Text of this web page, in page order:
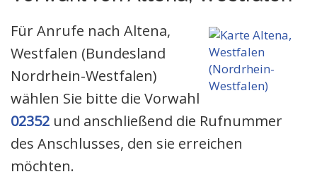
Für Anrufe nach Altena,
Westfalen (Bundesland
Nordrhein-Westfalen)
wählen Sie bitte die Vorwahl
02352 und anschließend die Rufnummer
des Anschlusses, den sie erreichen
möchten.